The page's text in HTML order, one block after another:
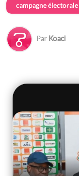
campagne électorale
Par Koaci